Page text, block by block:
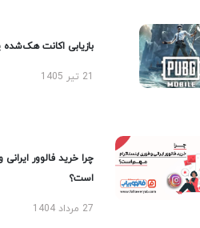
بازیابی اکانت هک‌شده
چرا خرید فالوور ایرانی
است؟
27 مرداد 1404